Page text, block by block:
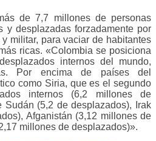
de 7,7 millones de personas
y desplazadas forzadamente por
militar, para vaciar de habitantes
ricas. «Colombia se posiciona
internos del mundo,
Por encima de países del
como Siria, que es el segundo
internos (6,2 millones de
Sudán (5,2 de desplazados), Irak
Afganistán (3,12 millones de
millones de desplazados)».